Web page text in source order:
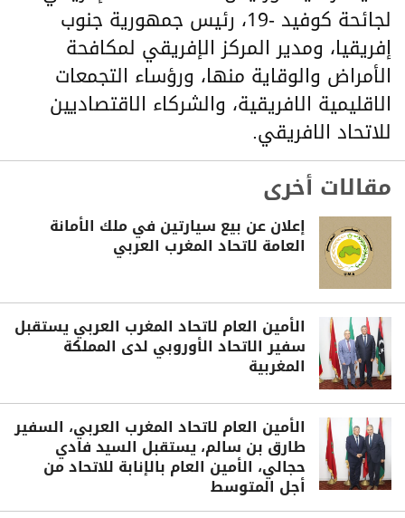
لجائحة كوفيد -19، رئيس جمهورية جنوب
إفريقيا، ومدير المركز الإفريقي لمكافحة
الأمراض والوقاية منها، ورؤساء التجمعات
الاقليمية الافريقية، والشركاء الاقتصاديين
للاتحاد الافريقي.
مقالات أخرى
إعلان عن بيع سيارتين في ملك الأمانة
العامة لاتحاد المغرب العربي
الأمين العام لاتحاد المغرب العربي يستقبل
سفير الاتحاد الأوروبي لدى المملكة
المغربية
الأمين العام لاتحاد المغرب العربي، السفير
طارق بن سالم، يستقبل السيد فادي
حجالي، الأمين العام بالإنابة للاتحاد من
أجل المتوسط